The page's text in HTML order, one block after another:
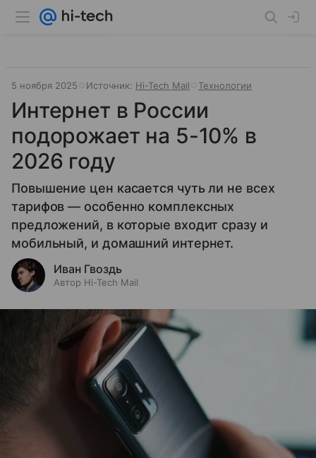
5 ноября 2025 Источник: Hi-Tech Mail Технологии
Интернет в России
подорожает на 5-10% в
2026 году
Повышение цен касается чуть ли не всех
тарифов — особенно комплексных
предложений, в которые входит сразу и
мобильный, и домашний интернет.
Иван Гвоздь
Автор Hi-Tech Mail